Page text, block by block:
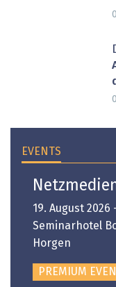
EVENTS
19. August 2026
Seminarhotel
Horgen
PREMIUM